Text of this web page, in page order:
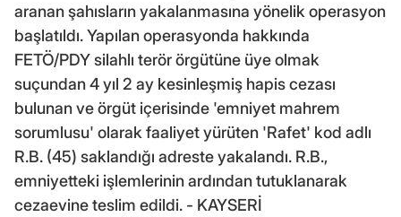
aranan şahısların yakalanmasına yönelik operasyon
başlatıldı. Yapılan operasyonda hakkında
FETÖ/PDY silahlı terör örgütüne üye olmak
suçundan 4 yıl 2 ay kesinleşmiş hapis cezası
bulunan ve örgüt içerisinde 'emniyet mahrem
sorumlusu' olarak faaliyet yürüten 'Rafet' kod adlı
R.B. (45) saklandığı adreste yakalandı. R.B.,
emniyetteki işlemlerinin ardından tutuklanarak
cezaevine teslim edildi. - KAYSERİ